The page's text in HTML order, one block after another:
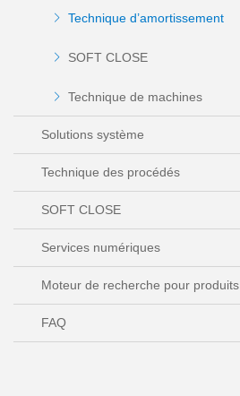
Technique d’amortissement
SOFT CLOSE
Technique de machines
Solutions système
Technique des procédés
SOFT CLOSE
Services numériques
Moteur de recherche pour produits
FAQ